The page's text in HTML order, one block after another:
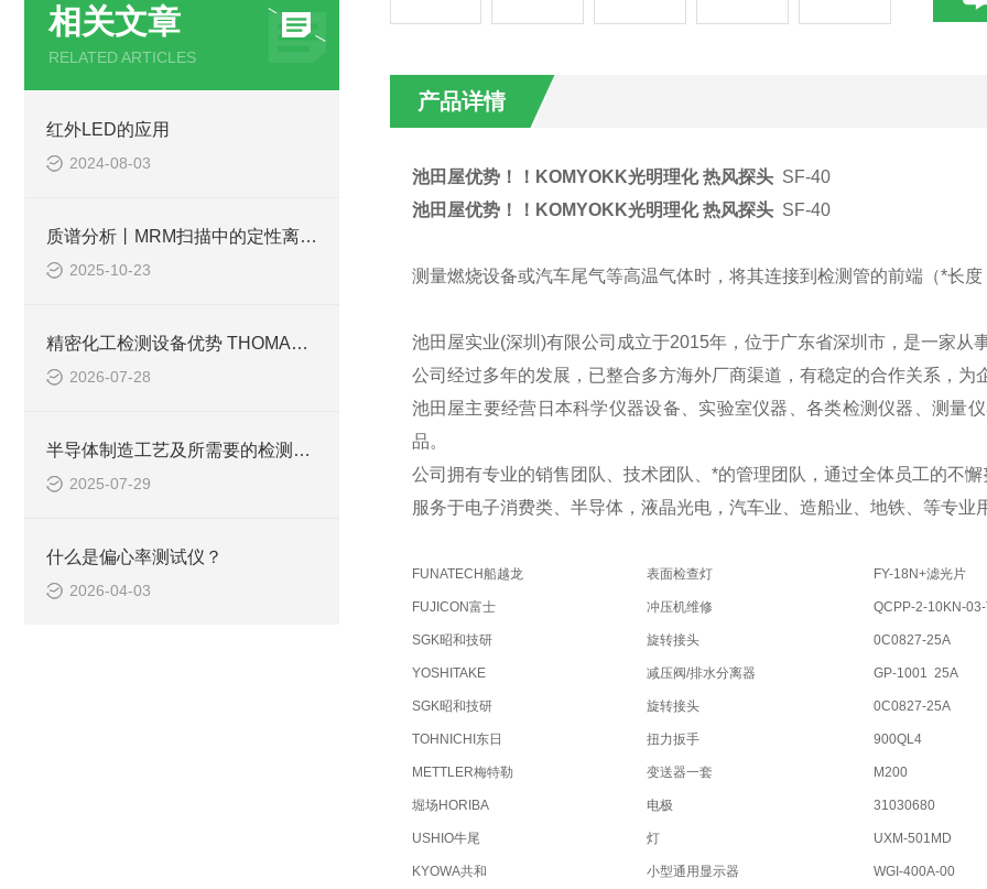
相关文章
RELATED ARTICLES
红外LED的应用
2024-08-03
质谱分析丨MRM扫描中的定性离子和定量离子
2025-10-23
精密化工检测设备优势 THOMAS托马斯恒温设备定制化服务解析
2026-07-28
半导体制造工艺及所需要的检测设备解析
2025-07-29
什么是偏心率测试仪？
2026-04-03
产品详情
池田屋优势！！KOMYOKK光明理化 热风探头SF-40
池田屋优势！！KOMYOKK光明理化 热风探头SF-40
测量燃烧设备或汽车尾气等高温气体时，将其连接到检测管的前端（*长度
池田屋实业(深圳)有限公司成立于2015年，位于广东省深圳市，是一家从
公司经过多年的发展，已整合多方海外厂商渠道，有稳定的合作关系，
池田屋主要经营日本科学仪器设备、实验室仪器、各类检测仪器、测量
品。
公司拥有专业的销售团队、技术团队、*的管理团队，通过全体员工的不
服务于电子消费类、半导体，液晶光电，汽车业、造船业、地铁、等专业
FUNATECH船越龙 表面检查灯 FY-18N+滤光片
FUJICON富士 冲压机维修 QCPP-2-10KN-
SGK昭和技研 旋转接头 0C0827-25A
YOSHITAKE 减压阀/排水分离器 GP-1001 25A
SGK昭和技研 旋转接头 0C0827-25A
TOHNICHI东日 扭力扳手 900QL4
METTLER梅特勒 变送器一套 M200
堀场HORIBA 电极 31030680
USHIO牛尾 灯 UXM-501MD
KYOWA共和 小型通用显示器 WGI-400A-00